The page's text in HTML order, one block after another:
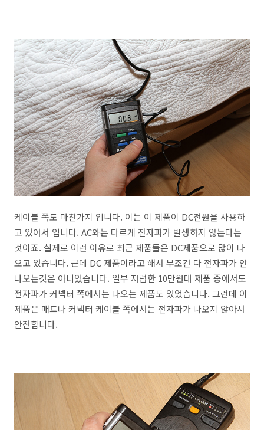
케이블 쪽도 마찬가지 입니다. 이는 이 제품이 DC전원을 사용하
고 있어서 입니다. AC와는 다르게 전자파가 발생하지 않는다는
것이죠. 실제로 이런 이유로 최근 제품들은 DC제품으로 많이 나
오고 있습니다. 근데 DC 제품이라고 해서 무조건 다 전자파가 안
나오는것은 아니었습니다. 일부 저럼한 10만원대 제품 중에서도
전자파가 커넥터 쪽에서는 나오는 제품도 있었습니다. 그런데 이
제품은 매트나 커넥터 케이블 쪽에서는 전자파가 나오지 않아서
안전합니다.